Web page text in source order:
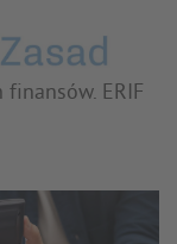
ERIF